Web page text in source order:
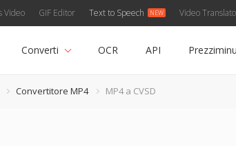
Video GIF Editor Text to Speech Video
Converti OCR API
Convertitore MP4 MP4 a CVSD